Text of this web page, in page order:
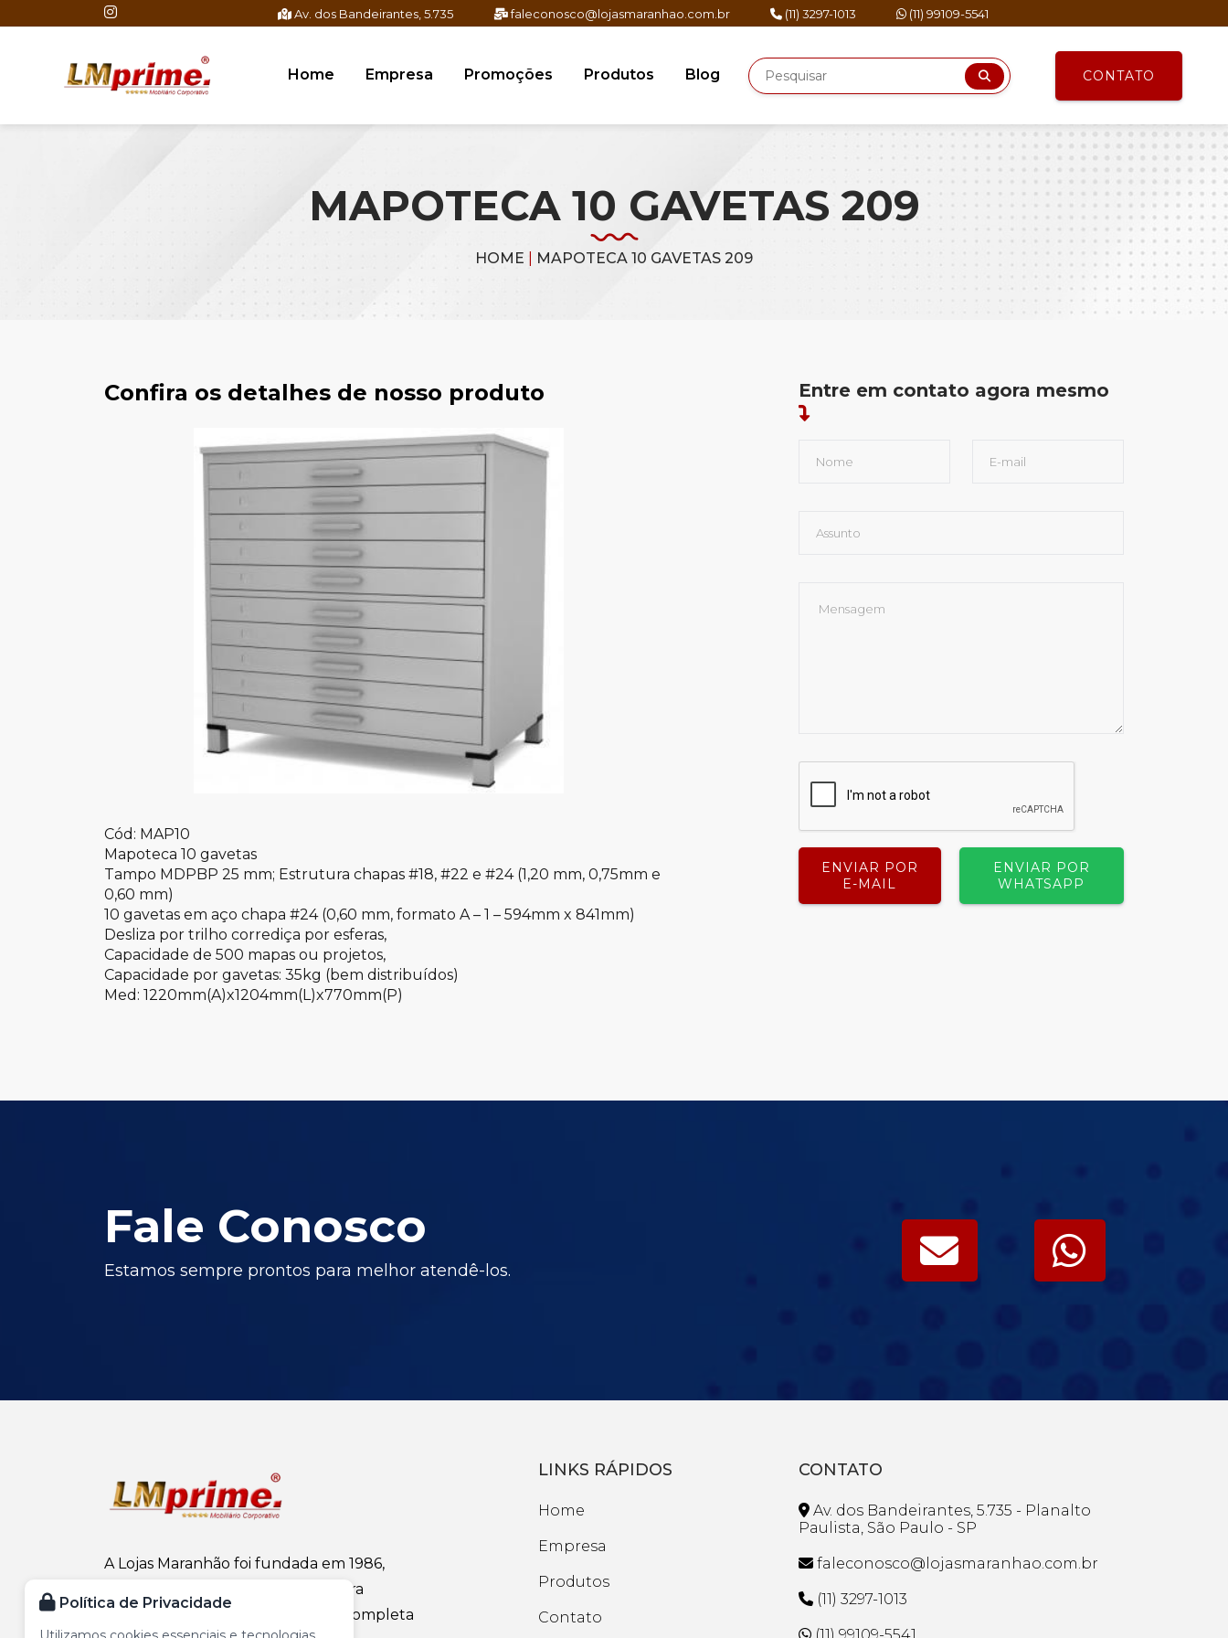
Av. dos Bandeirantes, 5.735 faleconosco@lojasmaranhao.com.br (11) 3297-1013 (11) 99109-5541
Home Empresa Promoções Produtos Blog CONTATO
MAPOTECA 10 GAVETAS 209
HOME MAPOTECA 10 GAVETAS 209
Confira os detalhes de nosso produto
Cód: MAP10
Mapoteca 10 gavetas
Tampo MDPBP 25 mm; Estrutura chapas #18, #22 e #24 (1,20 mm, 0,75mm e
0,60 mm)
10 gavetas em aço chapa #24 (0,60 mm, formato A – 1 – 594mm x 841mm)
Desliza por trilho corrediça por esferas,
Capacidade de 500 mapas ou projetos,
Capacidade por gavetas: 35kg (bem distribuídos)
Med: 1220mm(A)x1204mm(L)x770mm(P)
Entre em contato agora mesmo
ENVIAR POR
E-MAIL
ENVIAR POR
WHATSAPP
Fale Conosco
Estamos sempre prontos para melhor atendê-los.
A Lojas Maranhão foi fundada em 1986,
atuando no ramo de mobiliário para
escritório, oferecendo uma linha completa
LINKS RÁPIDOS
Home
Empresa
Produtos
Contato
CONTATO
Av. dos Bandeirantes, 5.735 - Planalto
Paulista, São Paulo - SP
faleconosco@lojasmaranhao.com.br
(11) 3297-1013
Política de Privacidade